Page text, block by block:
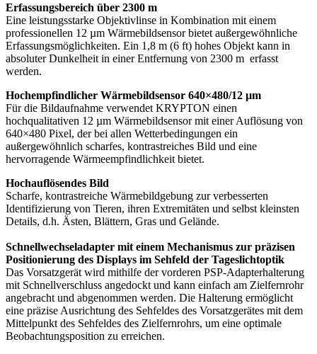
Erfassungsbereich über 2300 m
Eine leistungsstarke Objektivlinse in Kombination mit einem
professionellen 12 µm Wärmebildsensor bietet außergewöhnliche
Erfassungsmöglichkeiten. Ein 1,8 m (6 ft) hohes Objekt kann in
absoluter Dunkelheit in einer Entfernung von 2300 m erfasst
werden.
Hochempfindlicher Wärmebildsensor 640×480/12 µm
Für die Bildaufnahme verwendet KRYPTON einen
hochqualitativen 12 µm Wärmebildsensor mit einer Auflösung von
640×480 Pixel, der bei allen Wetterbedingungen ein
außergewöhnlich scharfes, kontrastreiches Bild und eine
hervorragende Wärmeempfindlichkeit bietet.
Hochauflösendes Bild
Scharfe, kontrastreiche Wärmebildgebung zur verbesserten
Identifizierung von Tieren, ihren Extremitäten und selbst kleinsten
Details, d.h. Ästen, Blättern, Gras und Gelände.
Schnellwechseladapter mit einem Mechanismus zur präzisen
Positionierung des Displays im Sehfeld der Tageslichtoptik
Das Vorsatzgerät wird mithilfe der vorderen PSP-Adapterhalterung
mit Schnellverschluss angedockt und kann einfach am Zielfernrohr
angebracht und abgenommen werden. Die Halterung ermöglicht
eine präzise Ausrichtung des Sehfeldes des Vorsatzgerätes mit dem
Mittelpunkt des Sehfeldes des Zielfernrohrs, um eine optimale
Beobachtungsposition zu erreichen.